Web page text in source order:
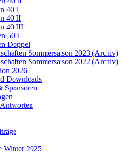
40 I
40 II
40 III
50 I
Doppel
Sommersaison 2023 (Archiv)
Sommersaison 2022 (Archiv)
2026
Downloads
Sponsoren
Winter 2025